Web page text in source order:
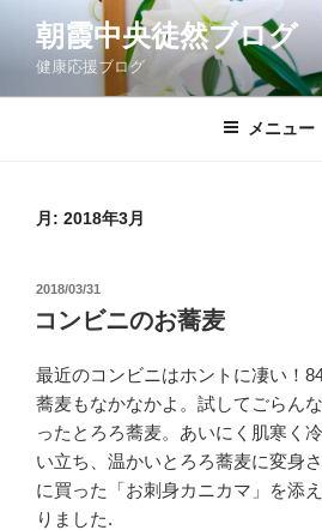
ン
朝霞中央徒然ブログ
健康応援ブログ
メニュー
月: 2018年3月
投
日:
2018/03/31
コンビニのお蕎麦
最近のコンビニはホントに凄い！
蕎麦もなかなかよ。試してごらん
ったとろろ蕎麦。あいにく肌寒く
い立ち、温かいとろろ蕎麦に変身
に買った「お刺身カニカマ」を添
りました.